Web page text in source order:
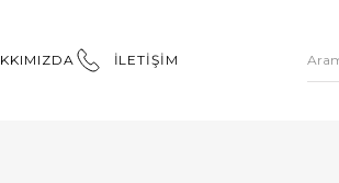
İLETİŞİM